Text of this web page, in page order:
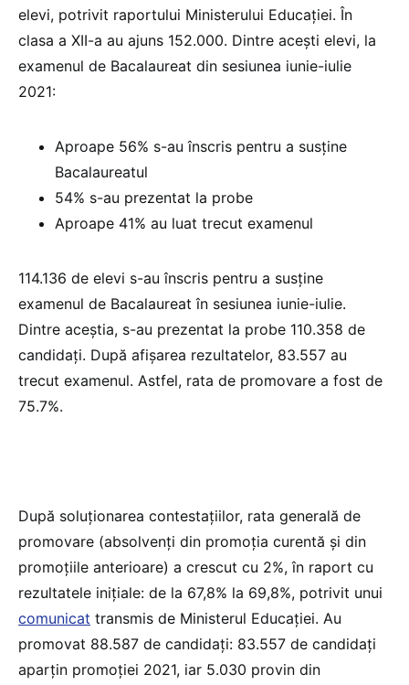
elevi, potrivit raportului Ministerului Educației. În
clasa a XII-a au ajuns 152.000. Dintre acești elevi, la
examenul de Bacalaureat din sesiunea iunie-iulie
2021:
Aproape 56% s-au înscris pentru a susține
Bacalaureatul
54% s-au prezentat la probe
Aproape 41% au luat trecut examenul
114.136 de elevi s-au înscris pentru a susține
examenul de Bacalaureat în sesiunea iunie-iulie.
Dintre aceștia, s-au prezentat la probe 110.358 de
candidați. După afișarea rezultatelor, 83.557 au
trecut examenul. Astfel, rata de promovare a fost de
75.7%.
După soluționarea contestațiilor, rata generală de
promovare (absolvenți din promoția curentă și din
promoțiile anterioare) a crescut cu 2%, în raport cu
rezultatele inițiale: de la 67,8% la 69,8%, potrivit unui
comunicat transmis de Ministerul Educației. Au
promovat 88.587 de candidați: 83.557 de candidați
aparțin promoției 2021, iar 5.030 provin din